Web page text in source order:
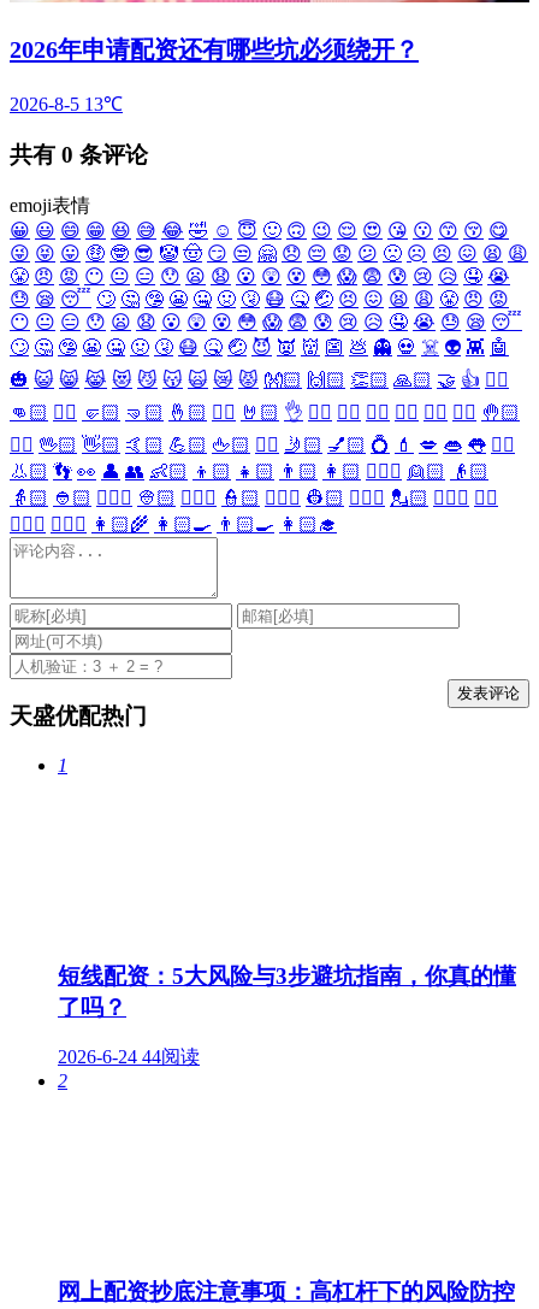
2026年申请配资还有哪些坑必须绕开？
2026-8-5 13℃
共有 0 条评论
emoji表情
😀 😃 😄 😁 😆 😅 😂 🤣 ☺️ 😇 🙂 🙃 😉 😌 😍 😘 😗 😙 😚 😋
😜 😝 😛 🤑 🤓 😎 🤡 🤠 😏 😒 🤗 😞 😔 😟 😕 🙁 ☹️ 😣 😖 😫 😩
😤 😠 😡 😶 😐 😑 😯 😦 😧 😮 😲 😵 😳 😱 😨 😰 😢 😥 🤤 😭
😓 😪 😴 🙄 🤔 🤥 😬 🤐 🤢 🤧 😷 🤒 🤕 😣 😖 😫 😩 😤 😠 😡
😶 😐 😑 😯 😦 😧 😮 😲 😵 😳 😱 😨 😰 😢 😥 🤤 😭 😓 😪 😴
🙄 🤔 🤥 😬 🤐 🤢 🤧 😷 🤒 🤕 😈 👿 👹 👺 💩 👻 💀 ☠️ 👽 👾 🤖
🎃 😺 😸 😹 😻 😼 😽 🙀 😿 😾 👐🏻 🙌🏻 👏🏻 🙏🏻 🤝 👍 👎🏻
👊🏻 ✊🏻 🤛🏻 🤜🏻 🤞🏻 ✌🏻 🤘🏻 👌 👈🏻 👉🏻 👆🏻 👇🏻 ☝🏻 ✋🏻 🤚🏻
🖐🏻 🖖🏻 👋🏻 🤙🏻 💪🏻 🖕🏻 ✍🏻 🤳🏻 💅🏻 💍 💄 💋 👄 👅 👂🏻
👃🏻 👣 👀 👤 👥 👶🏻 👦🏻 👧🏻 👨🏻 👩🏻 👱🏻‍♀️ 👱🏻
👴🏻
👵🏻 👲🏻 👳🏻‍♀️ 👳🏻 👮🏻‍♀️ 👮🏻 👷🏻‍♀️ 👷🏻 💂🏻‍♀️ 💂🏻 🕵🏻‍♀️ 🕵🏻
👩🏻‍⚕️ 👨🏻‍⚕️ 👩🏻‍🌾 👩🏻‍🍳 👨🏻‍🍳 👩🏻‍🎓
天盛优配热门
1
短线配资：5大风险与3步避坑指南，你真的懂
了吗？
2026-6-24 44阅读
2
网上配资抄底注意事项：高杠杆下的风险防控